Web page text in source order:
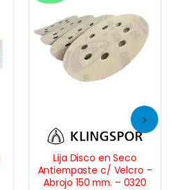
Lija Disco en Seco
Antiempaste c/ Velcro –
Abrojo 150 mm. – 0320